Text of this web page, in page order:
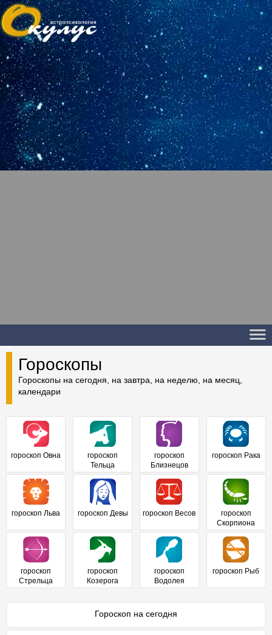
Гороскопы
Гороскопы на сегодня, на завтра, на неделю, на месяц,
календари
гороскоп Овна
гороскоп
Тельца
гороскоп
Близнецов
гороскоп Рака
гороскоп Льва гороскоп Девы гороскоп Весов
гороскоп
Скорпиона
гороскоп
Стрельца
гороскоп
Козерога
гороскоп
Водолея
гороскоп Рыб
Гороскоп на сегодня